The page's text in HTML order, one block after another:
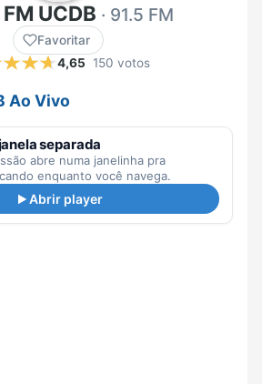
UCDB · 91.5 FM
Favoritar
4,65
150 votos
Ao Vivo
separada
abre numa janelinha pra
enquanto você navega.
Abrir player